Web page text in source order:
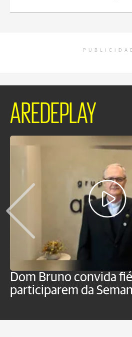
AREDEPLAY
Dom Bruno convida
participarem da